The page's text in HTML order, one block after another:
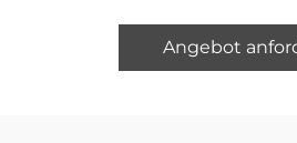
Angebot